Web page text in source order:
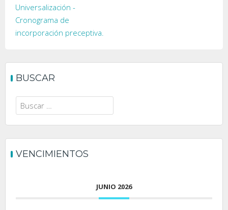
Universalización -
Cronograma de
incorporación preceptiva.
BUSCAR
Buscar:
VENCIMIENTOS
JUNIO 2026